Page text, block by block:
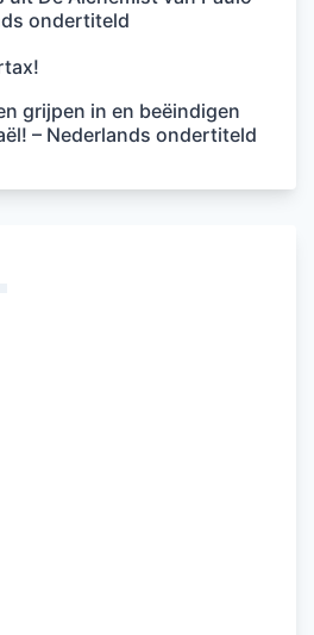
ondertiteld
grijpen in en beëindigen
– Nederlands ondertiteld